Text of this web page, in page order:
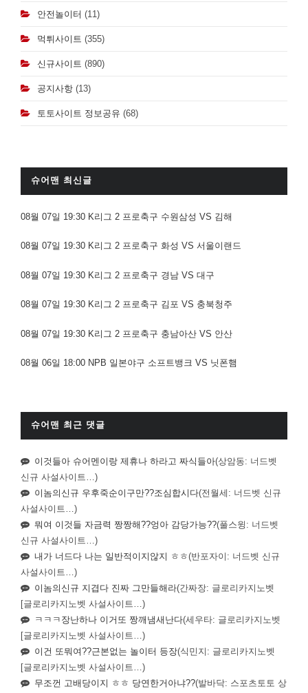
안전놀이터 (11)
먹튀사이트 (355)
신규사이트 (890)
공지사항 (13)
토토사이트 정보공유 (68)
슈어맨 최신글
08월 07일 19:30 K리그 2 프로축구 수원삼성 VS 김해
08월 07일 19:30 K리그 2 프로축구 화성 VS 서울이랜드
08월 07일 19:30 K리그 2 프로축구 경남 VS 대구
08월 07일 19:30 K리그 2 프로축구 김포 VS 충북청주
08월 07일 19:30 K리그 2 프로축구 충남아산 VS 안산
08월 06일 18:00 NPB 일본야구 소프트뱅크 VS 닛폰햄
슈어맨 최근 댓글
이것들아 슈어멘이랑 제휴나 하라고 짜식들아(상암동: 너드벳
신규 사설사이트…)
이놈의신규 우후죽순이구만??조심합시다(전월세: 너드벳 신규
사설사이트…)
뭐여 이것들 자금력 짱짱해??엉아 감당가능??(풀스윙: 너드벳
신규 사설사이트…)
내가 너드다 나는 일반적이지않지 ㅎㅎ(반포자이: 너드벳 신규
사설사이트…)
이놈의신규 지겹다 진짜 그만들해라(간짜장: 글로리카지노벳
[글로리카지노벳 사설사이트…)
ㅋㅋㅋ장난하나 이거또 짱깨냄새난다(세우타: 글로리카지노벳
[글로리카지노벳 사설사이트…)
이건 또뭐여??근본없는 놀이터 등장(식민지: 글로리카지노벳
[글로리카지노벳 사설사이트…)
무조껀 고배당이지 ㅎㅎ 당연한거아냐??(발바닥: 스포츠토토 상